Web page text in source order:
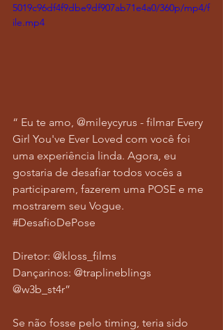
5019c96df4f9dbe9df907ab71e4a0/360p/mp4/f
ile.mp4
“ Eu te amo, @mileycyrus - filmar Every
Girl You've Ever Loved com você foi
uma experiência linda. Agora, eu
gostaria de desafiar todos vocês a
participarem, fazerem uma POSE e me
mostrarem seu Vogue.
#DesafioDePose
Diretor: @kloss_films
Dançarinos: @traplineblings
@w3b_st4r”
Se não fosse pelo timing, teria sido